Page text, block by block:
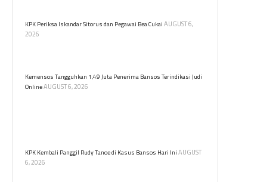
KPK Periksa Iskandar Sitorus dan Pegawai Bea CukaiAUGUST 6,
2026
Kemensos Tangguhkan 1,49 Juta Penerima Bansos Terindikasi Judi
OnlineAUGUST 6, 2026
KPK Kembali Panggil Rudy Tanoe di Kasus Bansos Hari IniAUGUST
6, 2026